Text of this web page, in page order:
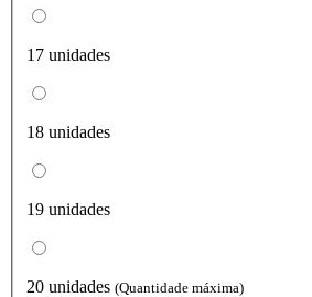
17 unidades
18 unidades
19 unidades
20 unidades (Quantidade máxima)